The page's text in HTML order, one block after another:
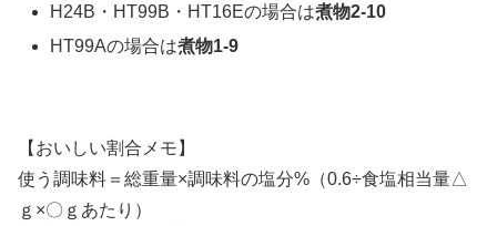
H24B・HT99B・HT16Eの場合は煮物2-10
HT99Aの場合は煮物1-9
【おいしい割合メモ】
使う調味料＝総重量×調味料の塩分%（0.6÷食塩相当量△
ｇ×〇ｇあたり）